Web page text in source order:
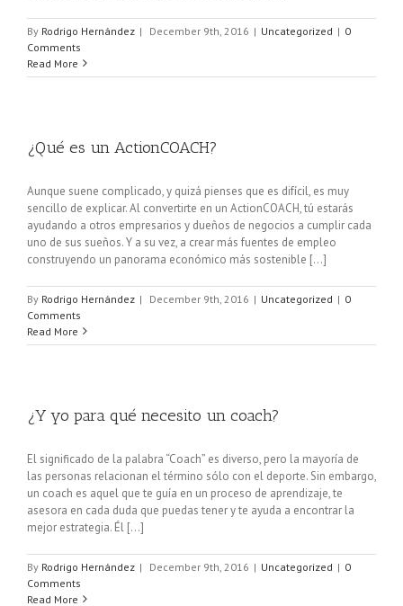
By Rodrigo Hernández | December 9th, 2016 | Uncategorized | 0
Comments
Read More
¿Qué es un ActionCOACH?
Aunque suene complicado, y quizá pienses que es difícil, es muy
sencillo de explicar. Al convertirte en un ActionCOACH, tú estarás
ayudando a otros empresarios y dueños de negocios a cumplir cada
uno de sus sueños. Y a su vez, a crear más fuentes de empleo
construyendo un panorama económico más sostenible [...]
By Rodrigo Hernández | December 9th, 2016 | Uncategorized | 0
Comments
Read More
¿Y yo para qué necesito un coach?
El significado de la palabra “Coach” es diverso, pero la mayoría de
las personas relacionan el término sólo con el deporte. Sin embargo,
un coach es aquel que te guía en un proceso de aprendizaje, te
asesora en cada duda que puedas tener y te ayuda a encontrar la
mejor estrategia. Él [...]
By Rodrigo Hernández | December 9th, 2016 | Uncategorized | 0
Comments
Read More